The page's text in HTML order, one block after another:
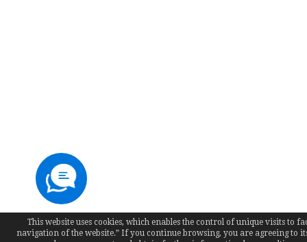
This website uses cookies, which enables the control of unique visits to
navigation of the website.” If you continue browsing, you are agreeing to its